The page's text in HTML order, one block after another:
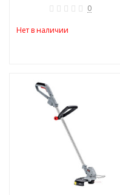
0
Нет в наличии